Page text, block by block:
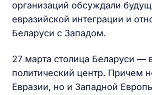
организаций обсуждали
евразийской интеграции и
Беларуси с Западом.
27 марта столица Беларуси —
политический центр. Причем
Евразии, но и Западной